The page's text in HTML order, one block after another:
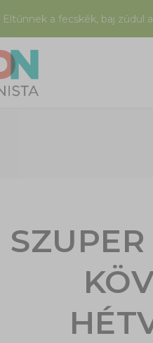
Eltűnnek a fecskék, baj zúdul